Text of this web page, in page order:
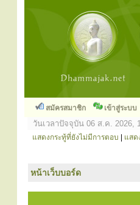
สมัครสมาชิก เข้าสู่ระบบ
วันเวลาปัจจุบัน 06 ส.ค. 2026,
แสดงกระทู้ที่ยังไม่มีการตอบ แสด
หน้าเว็บบอร์ด